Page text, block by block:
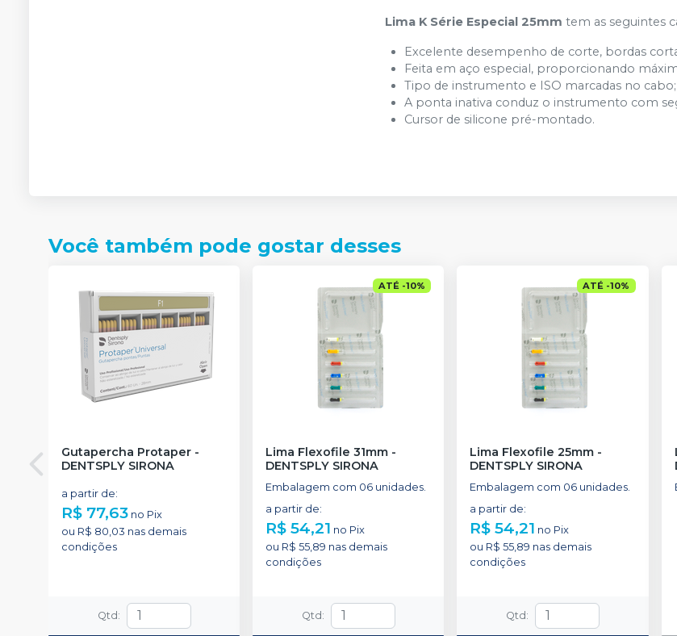
Lima K Série Especial 25mm tem as seguintes
Excelente desempenho de corte, bordas
Feita em aço especial, proporcionando
Tipo de instrumento e ISO marcadas no cabo;
A ponta inativa conduz o instrumento com
Cursor de silicone pré-montado.
Você também pode gostar desses
Gutapercha Protaper -
DENTSPLY SIRONA
a partir de:
R$ 77,63 no Pix
ou R$ 80,03 nas demais
condições
Qtd :
ATÉ -10%
Lima Flexofile 31mm -
DENTSPLY SIRONA
Embalagem com 06 unidades.
a partir de:
R$ 54,21 no Pix
ou R$ 55,89 nas demais
condições
Qtd :
ATÉ -10%
Lima Flexofile 25mm -
DENTSPLY SIRONA
Embalagem com 06 unidades.
a partir de:
R$ 54,21 no Pix
ou R$ 55,89 nas demais
condições
Qtd :